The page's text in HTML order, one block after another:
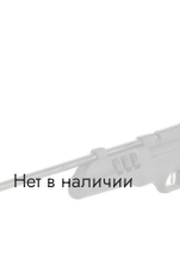
Нет в наличии